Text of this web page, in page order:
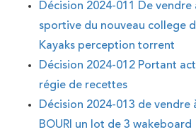
Décision 2024-011 De vendre
sportive du nouveau college
Kayaks perception torrent
Décision 2024-012 Portant
régie de recettes
Décision 2024-013 de vendre
BOURI un lot de 3 wakeboard